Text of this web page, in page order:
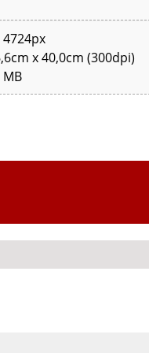
x 40,0cm (300dpi)
MB